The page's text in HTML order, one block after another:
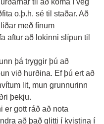
o.þ.h. sé til staðar. Að
með fínum
aftur að lokinni slípun til
þá tryggir þú að
við hurðina. Ef þú ert að
lit, mun grunnurinn
þekju.
er gott ráð að nota
að það glitti í kvistina í